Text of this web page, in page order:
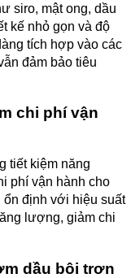
siro, mật ong, dầu
kế nhỏ gọn và độ
tích hợp vào các
đảm bảo tiêu
chi phí vận
tiết kiệm năng
phí vận hành cho
ổn định với hiệu suất
lượng, giảm chi
dầu bôi trơn